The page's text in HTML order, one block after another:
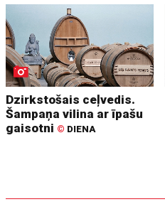
Dzirkstošais ceļvedis.
Šampaņa vilina ar īpašu
gaisotni © DIENA